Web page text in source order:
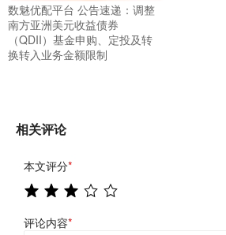
数魅优配平台 公告速递：调整
南方亚洲美元收益债券
（QDII）基金申购、定投及转
换转入业务金额限制
相关评论
本文评分*
评论内容*